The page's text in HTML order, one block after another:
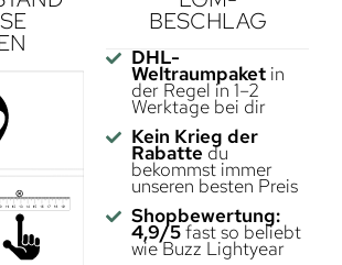
BESCHLAG
DHL-
Weltraumpaketin
der Regel in 1–2
Werktage bei dir
Kein Krieg der
Rabatte du
bekommst immer
unseren besten Preis
Shopbewertung:
4,9/5fast so beliebt
wie Buzz Lightyear